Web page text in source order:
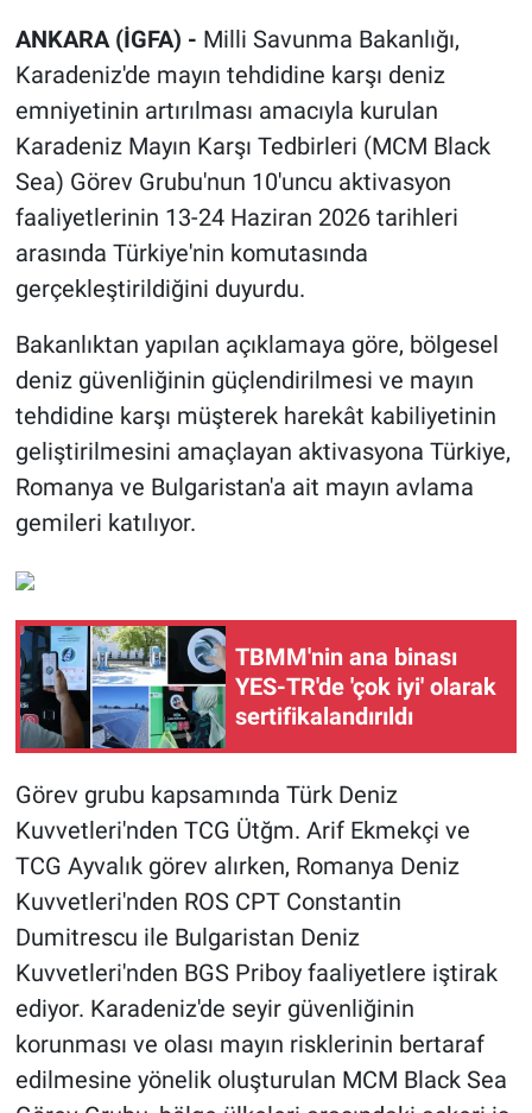
ANKARA (İGFA) - Milli Savunma Bakanlığı,
Karadeniz'de mayın tehdidine karşı deniz
emniyetinin artırılması amacıyla kurulan
Karadeniz Mayın Karşı Tedbirleri (MCM Black
Sea) Görev Grubu'nun 10'uncu aktivasyon
faaliyetlerinin 13-24 Haziran 2026 tarihleri
arasında Türkiye'nin komutasında
gerçekleştirildiğini duyurdu.
Bakanlıktan yapılan açıklamaya göre, bölgesel
deniz güvenliğinin güçlendirilmesi ve mayın
tehdidine karşı müşterek harekât kabiliyetinin
geliştirilmesini amaçlayan aktivasyona Türkiye,
Romanya ve Bulgaristan'a ait mayın avlama
gemileri katılıyor.
TBMM'nin ana binası
YES-TR'de 'çok iyi' olarak
sertifikalandırıldı
Görev grubu kapsamında Türk Deniz
Kuvvetleri'nden TCG Ütğm. Arif Ekmekçi ve
TCG Ayvalık görev alırken, Romanya Deniz
Kuvvetleri'nden ROS CPT Constantin
Dumitrescu ile Bulgaristan Deniz
Kuvvetleri'nden BGS Priboy faaliyetlere iştirak
ediyor. Karadeniz'de seyir güvenliğinin
korunması ve olası mayın risklerinin bertaraf
edilmesine yönelik oluşturulan MCM Black Sea